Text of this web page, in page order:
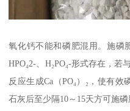
氧化钙不能和磷肥混用。施磷
HPO₄2-、H₂PO₄-形式存在，
反应生成Ca（PO₄）₂，使有
石灰后至少隔10～15天方可施磷